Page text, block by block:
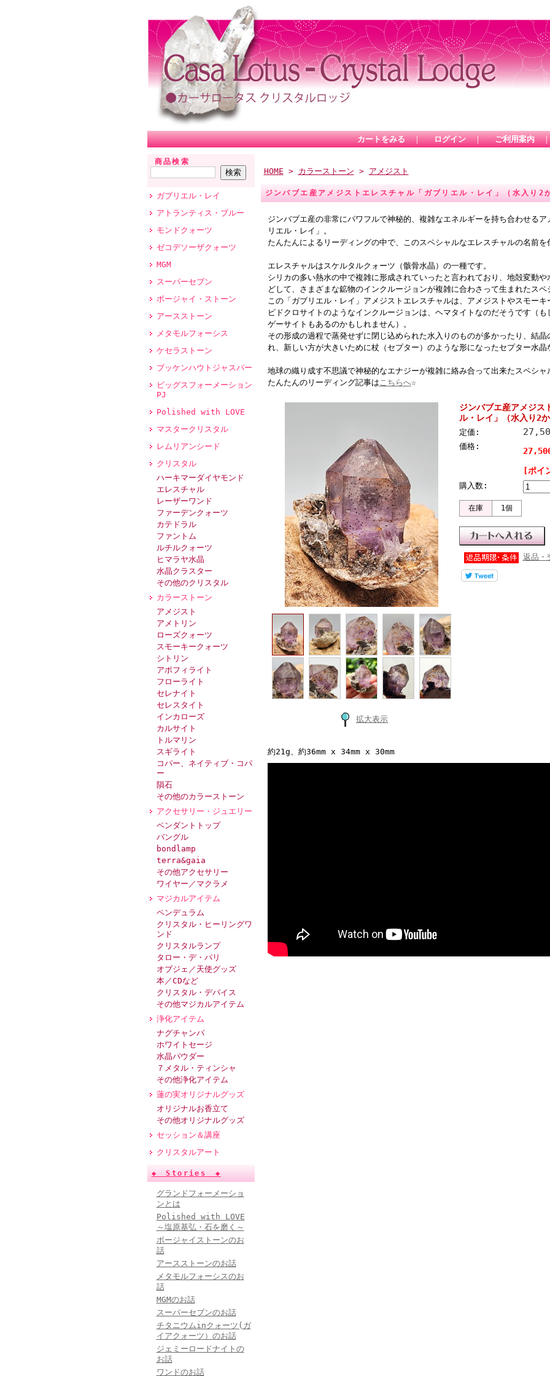
カートをみる ｜ ログイン ｜ ご利用案内
商品検索
ガブリエル・レイ
アトランティス・ブルー
モンドクォーツ
ゼコデソーザクォーツ
MGM
スーパーセブン
ボージャイ・ストーン
アースストーン
メタモルフォーシス
ケセラストーン
ブッケンハウトジャスパー
ビッグスフォーメーション
PJ
Polished with LOVE
マスタークリスタル
レムリアンシード
クリスタル
ハーキマーダイヤモンド
エレスチャル
レーザーワンド
ファーデンクォーツ
カテドラル
ファントム
ルチルクォーツ
ヒマラヤ水晶
水晶クラスター
その他のクリスタル
カラーストーン
アメジスト
アメトリン
ローズクォーツ
スモーキークォーツ
シトリン
アポフィライト
フローライト
セレナイト
セレスタイト
インカローズ
カルサイト
トルマリン
スギライト
コパー、ネイティブ・コパ
ー
隕石
その他のカラーストーン
アクセサリー・ジュエリー
ペンダントトップ
バングル
bondlamp
terra&gaia
その他アクセサリー
ワイヤー／マクラメ
マジカルアイテム
ペンデュラム
クリスタル・ヒーリングワ
ンド
クリスタルランプ
タロー・デ・パリ
オブジェ／天使グッズ
本／CDなど
クリスタル・デバイス
その他マジカルアイテム
浄化アイテム
ナグチャンパ
ホワイトセージ
水晶パウダー
７メタル・ティンシャ
その他浄化アイテム
蓮の実オリジナルグッズ
オリジナルお香立て
その他オリジナルグッズ
セッション＆講座
クリスタルアート
◆ Stories ◆
グランドフォーメーショ
ンとは
Polished with LOVE
～塩原基弘・石を磨く～
ボージャイストーンのお
話
アースストーンのお話
メタモルフォーシスのお
話
MGMのお話
スーパーセブンのお話
チタニウムinクォーツ(ガ
イアクォーツ）のお話
ジェミーロードナイトの
お話
ワンドのお話
HOME > カラーストーン > アメジスト
ジンバブエ産アメジストエレスチャル「ガブリエル・レイ」（水入り
ジンバブエ産の非常にパワフルで神秘的、複雑なエネルギーを持ち合わせる
リエル・レイ」。
たんたんによるリーディングの中で、このスペシャルなエレスチャルの名前を
エレスチャルはスケルタルクォーツ（骸骨水晶）の一種です。
シリカの多い熱水の中で複雑に形成されていったと言われており、地殻変動
どして、さまざまな鉱物のインクルージョンが複雑に合わさって生まれたスペ
この「ガブリエル・レイ」アメジストエレスチャルは、アメジストやスモー
ピドクロサイトのようなインクルージョンは、ヘマタイトなのだそうです（
ゲーサイトもあるのかもしれません）。
その形成の過程で蒸発せずに閉じ込められた水入りのものが多かったり、結
れ、新しい方が大きいために杖（セプター）のような形になったセプター水晶
地球の織り成す不思議で神秘的なエナジーが複雑に絡み合って出来たスペシャ
たんたんのリーディング記事は こちらへ☆
拡大表示
ジンバブエ産アメジス
ル・レイ」（水入り2
定価:
価格:
[ポイ
購入数:
在庫 1個
返品・
約21g、約36mm x 34mm x 30mm